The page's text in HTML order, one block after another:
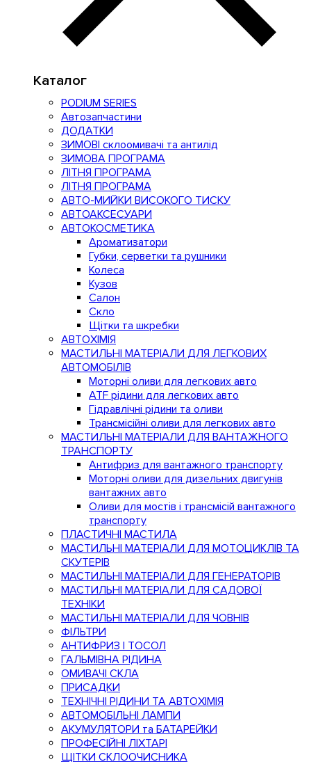
Каталог
PODIUM SERIES
Автозапчастини
ДОДАТКИ
ЗИМОВІ склоомивачі та антилід
ЗИМОВА ПРОГРАМА
ЛІТНЯ ПРОГРАМА
ЛІТНЯ ПРОГРАМА
АВТО-МИЙКИ ВИСОКОГО ТИСКУ
АВТОАКСЕСУАРИ
АВТОКОСМЕТИКА
Ароматизатори
Губки, серветки та рушники
Колеса
Кузов
Салон
Скло
Щітки та шкребки
АВТОХІМІЯ
МАСТИЛЬНІ МАТЕРІАЛИ ДЛЯ ЛЕГКОВИХ
АВТОМОБІЛІВ
Моторні оливи для легкових авто
ATF рідини для легкових авто
Гідравлічні рідини та оливи
Трансмісійні оливи для легкових авто
МАСТИЛЬНІ МАТЕРІАЛИ ДЛЯ ВАНТАЖНОГО
ТРАНСПОРТУ
Антифриз для вантажного транспорту
Моторні оливи для дизельних двигунів
вантажних авто
Оливи для мостів і трансмісій вантажного
транспорту
ПЛАСТИЧНІ МАСТИЛА
МАСТИЛЬНІ МАТЕРІАЛИ ДЛЯ МОТОЦИКЛІВ ТА
СКУТЕРІВ
МАСТИЛЬНІ МАТЕРІАЛИ ДЛЯ ГЕНЕРАТОРІВ
МАСТИЛЬНІ МАТЕРІАЛИ ДЛЯ САДОВОЇ
ТЕХНІКИ
МАСТИЛЬНІ МАТЕРІАЛИ ДЛЯ ЧОВНІВ
ФІЛЬТРИ
АНТИФРИЗ І ТОСОЛ
ГАЛЬМІВНА РІДИНА
ОМИВАЧІ СКЛА
ПРИСАДКИ
ТЕХНІЧНІ РІДИНИ ТА АВТОХІМІЯ
АВТОМОБІЛЬНІ ЛАМПИ
АКУМУЛЯТОРИ та БАТАРЕЙКИ
ПРОФЕСІЙНІ ЛІХТАРІ
ЩІТКИ СКЛООЧИСНИКА